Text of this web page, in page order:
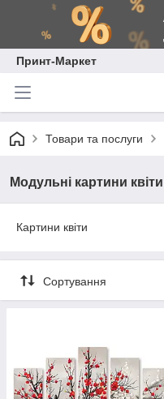
Принт-Маркет
Товари та послуги
Модульні картини квіти
Картини квіти
Сортування